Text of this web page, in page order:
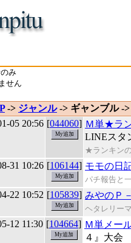
み
せん
-> ジャンル-> ギャンブル -
05 20:56 [044060] Ｍ単★ラ
LINEスタ
★ランキン
31 10:26 [106144] モモの日
パチ報告と
22 10:52 [105839] みやのＰ
ヘタレリー
12 11:30 [104664] Ｍ単メー
４』大会